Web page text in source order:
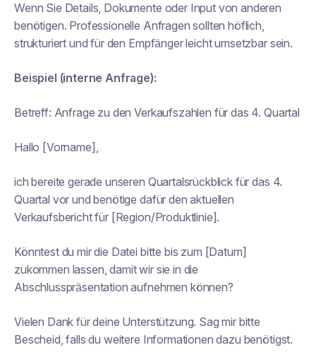
Wenn Sie Details, Dokumente oder Input von anderen
benötigen. Professionelle Anfragen sollten höflich,
strukturiert und für den Empfänger leicht umsetzbar sein.
Beispiel (interne Anfrage):
Betreff: Anfrage zu den Verkaufszahlen für das 4. Quartal
Hallo [Vorname],
ich bereite gerade unseren Quartalsrückblick für das 4.
Quartal vor und benötige dafür den aktuellen
Verkaufsbericht für [Region/Produktlinie].
Könntest du mir die Datei bitte bis zum [Datum]
zukommen lassen, damit wir sie in die
Abschlusspräsentation aufnehmen können?
Vielen Dank für deine Unterstützung. Sag mir bitte
Bescheid, falls du weitere Informationen dazu benötigst.